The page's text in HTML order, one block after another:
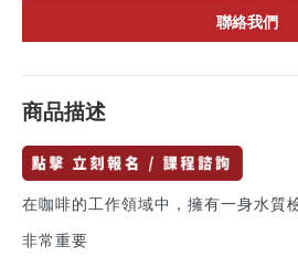
聯絡我們
商品描述
在咖啡的工作領域中​，擁有一身水質
非常重要